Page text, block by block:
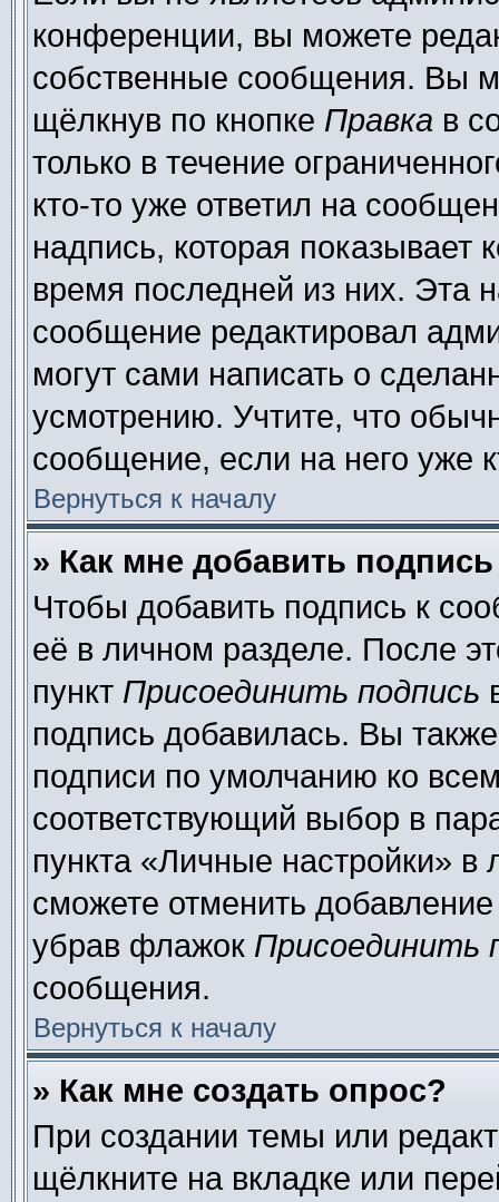
конференции, вы можете
собственные сообщения. Вы
щёлкнув по кнопке Правка в
только в течение
кто-то уже ответил на
надпись, которая показывает
время последней из них. Эта
сообщение редактировал
могут сами написать о
усмотрению. Учтите, что
сообщение, если на него уже
Вернуться к началу
» Как мне добавить
Чтобы добавить подпись к
её в личном разделе. После
пункт Присоединить подпись
подпись добавилась. Вы
подписи по умолчанию ко
соответствующий выбор в
пункта «Личные настройки»
сможете отменить
убрав флажок Присоединить
сообщения.
Вернуться к началу
» Как мне создать опрос?
При создании темы или
щёлкните на вкладке или